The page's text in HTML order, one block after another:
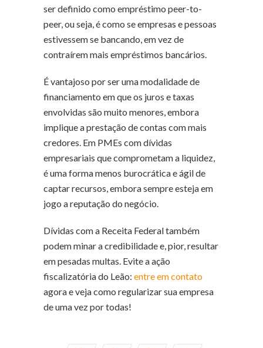
ser definido como empréstimo peer-to-
peer, ou seja, é como se empresas e pessoas
estivessem se bancando, em vez de
contraírem mais empréstimos bancários.
É vantajoso por ser uma modalidade de
financiamento em que os juros e taxas
envolvidas são muito menores, embora
implique a prestação de contas com mais
credores. Em PMEs com dívidas
empresariais que comprometam a liquidez,
é uma forma menos burocrática e ágil de
captar recursos, embora sempre esteja em
jogo a reputação do negócio.
Dívidas com a Receita Federal também
podem minar a credibilidade e, pior, resultar
em pesadas multas. Evite a ação
fiscalizatória do Leão: entre em contato
agora e veja como regularizar sua empresa
de uma vez por todas!